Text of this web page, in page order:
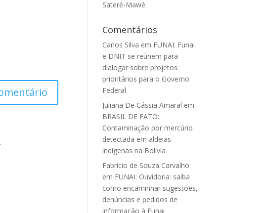
.
Sateré-Mawé
Comentários
Carlos Silva em FUNAI: Funai
e DNIT se reúnem para
dialogar sobre projetos
prioritários para o Governo
Federal
Juliana De Cássia Amaral em
BRASIL DE FATO:
Contaminação por mercúrio
detectada em aldeias
indígenas na Bolívia
Fabrício de Souza Carvalho
em FUNAI: Ouvidoria: saiba
como encaminhar sugestões,
denúncias e pedidos de
informação à Funai